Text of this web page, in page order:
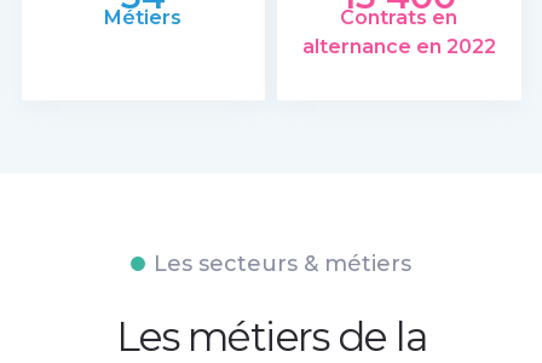
Métiers
Contrats en
alternance en 2022
Les secteurs & métiers
Les métiers de la